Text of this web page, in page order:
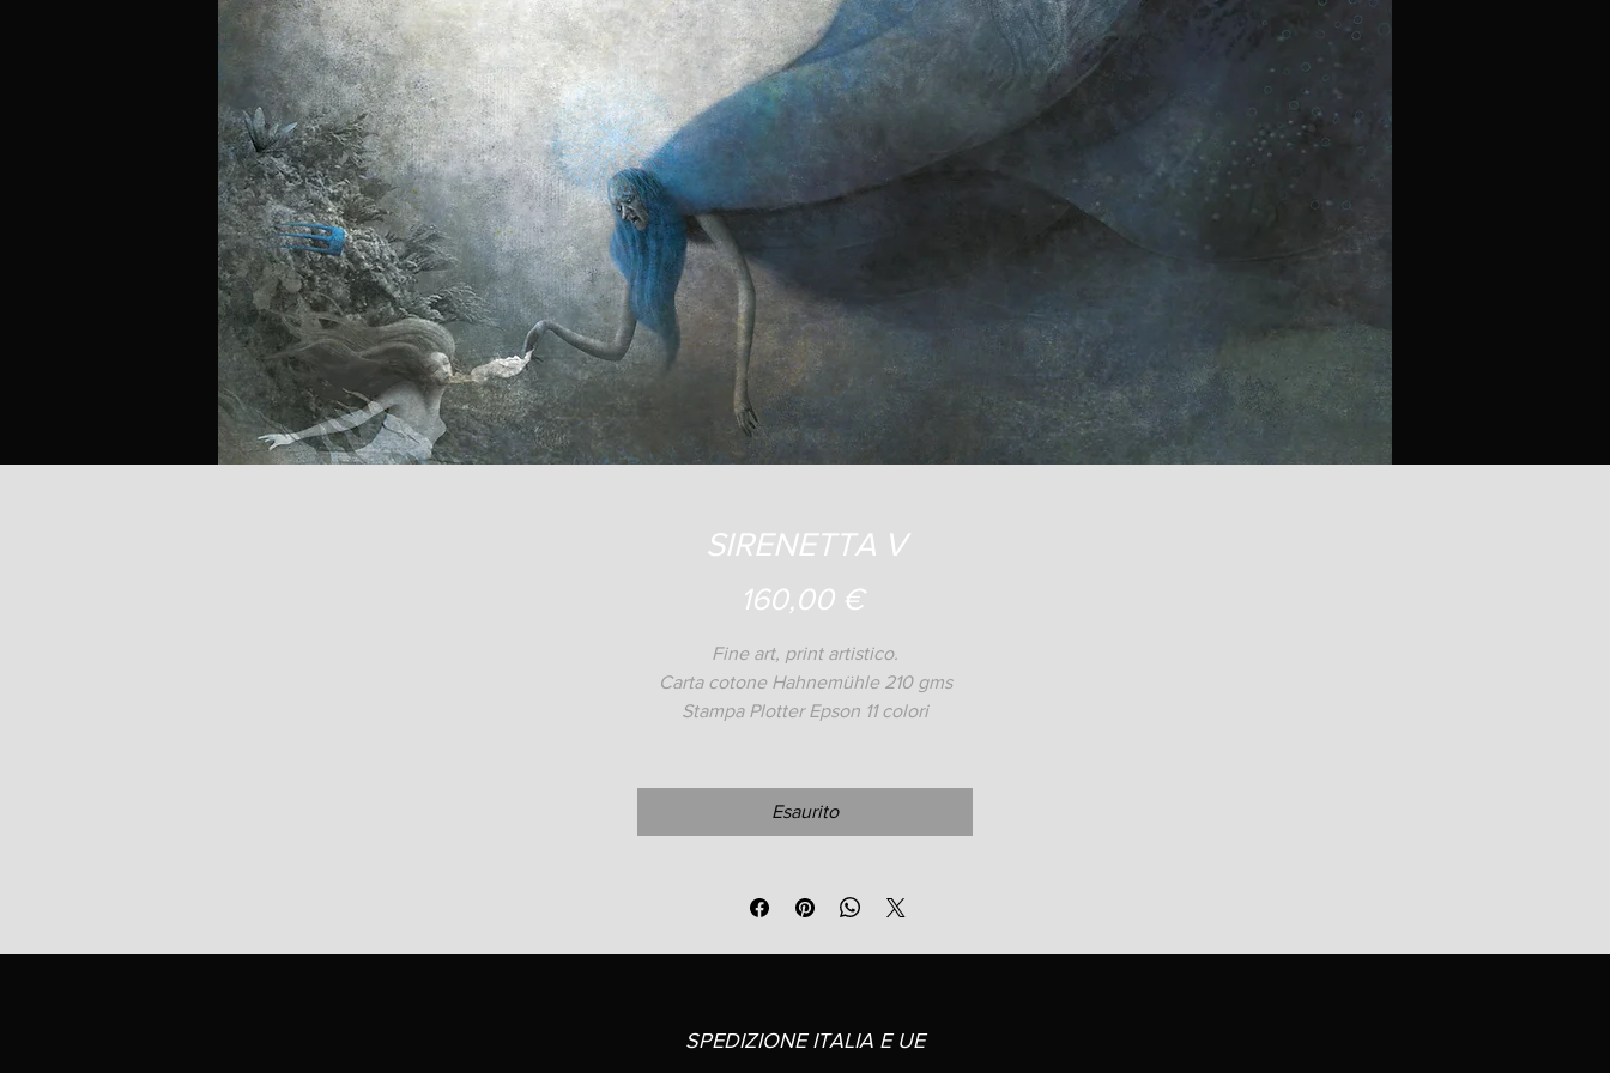
SIRENETTA V
160,00 €Prezzo
Fine art, print artistico.
Carta cotone Hahnemühle 210 gms
Stampa Plotter Epson 11 colori
Esaurito
SPEDIZIONE ITALIA E UE